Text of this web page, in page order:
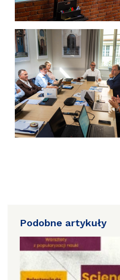
Podobne artykuły